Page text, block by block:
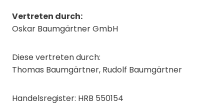
Vertreten durch:
Oskar Baumgärtner GmbH
Diese vertreten durch:
Thomas Baumgärtner, Rudolf Baumgärtner
Handelsregister: HRB 550154